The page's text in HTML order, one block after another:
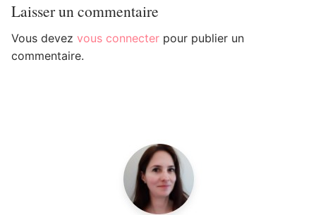
Laisser un commentaire
Vous devez vous connecter pour publier un
commentaire.